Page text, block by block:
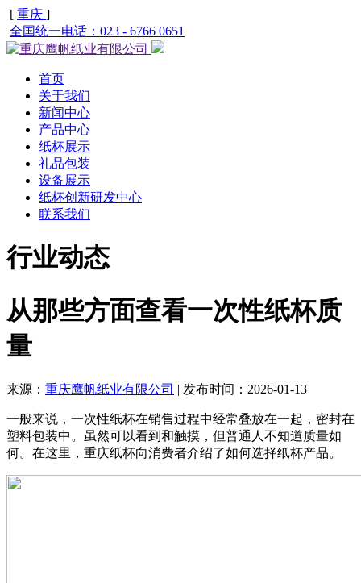
[ 重庆 ]
全国统一电话：023 - 6766 0651
首页
关于我们
新闻中心
产品中心
纸杯展示
礼品包装
设备展示
纸杯创新研发中心
联系我们
行业动态
从那些方面查看一次性纸杯质
量
来源： 重庆鹰帆纸业有限公司 | 发布时间：2026-01-13
一般来说，一次性纸杯在销售过程中经常叠放在一起，密封在
塑料包装中。虽然可以看到和触摸，但普通人不知道质量如
何。在这里，重庆纸杯向消费者介绍了如何选择纸杯产品。